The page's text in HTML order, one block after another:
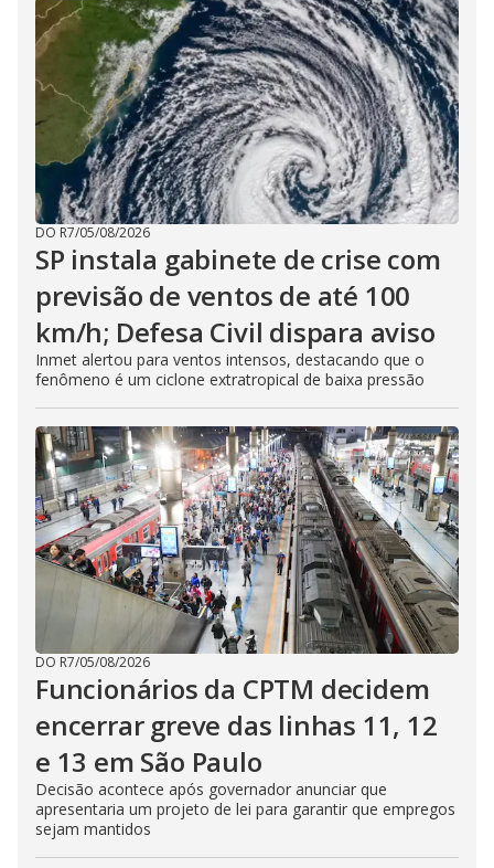
DO R7/05/08/2026
SP instala gabinete de crise com
previsão de ventos de até 100
km/h; Defesa Civil dispara aviso
Inmet alertou para ventos intensos, destacando que o
fenômeno é um ciclone extratropical de baixa pressão
DO R7/05/08/2026
Funcionários da CPTM decidem
encerrar greve das linhas 11, 12
e 13 em São Paulo
Decisão acontece após governador anunciar que
apresentaria um projeto de lei para garantir que empregos
sejam mantidos